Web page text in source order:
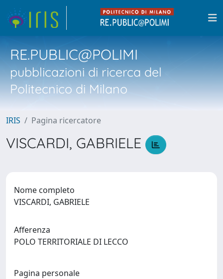
RE.PUBLIC@POLIMI
pubblicazioni di ricerca del
Politecnico di Milano
IRIS Pagina ricercatore
VISCARDI, GABRIELE
Nome completo
VISCARDI, GABRIELE
Afferenza
POLO TERRITORIALE DI LECCO
Pagina personale